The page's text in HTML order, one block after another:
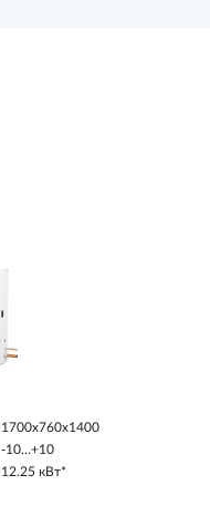
1700х760х1400
-10…+10
12.25 кВт*